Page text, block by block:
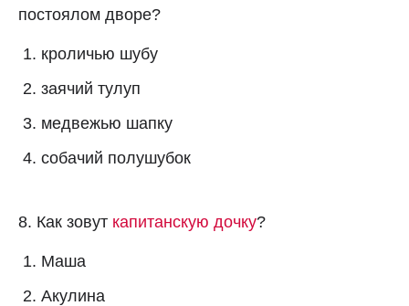
постоялом дворе?
кроличью шубу
заячий тулуп
медвежью шапку
собачий полушубок
8. Как зовут капитанскую дочку?
Маша
Акулина